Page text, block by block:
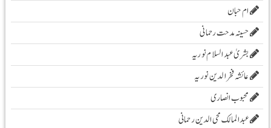
ام حبان
حسینہ مدحت رحمانی
بشریٰ عبد السلام نوریہ
عائشہ فخرالدین نوریہ
محبوب انصاری
عبدالمالک محی الدین رحمانی